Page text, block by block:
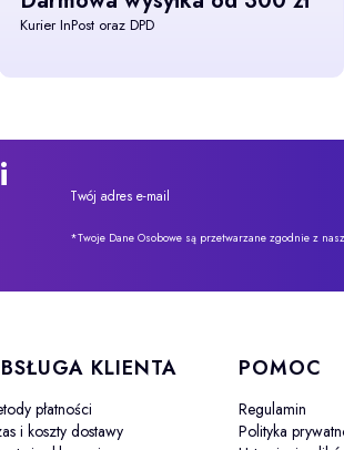
Kurier InPost oraz DPD
Twój adres e-mail
*Twoje Dane Osobowe są przetwarzane zgodnie z
KLIENTA
płatności
i koszty dostawy
POMOC
Regulamin
Polityka